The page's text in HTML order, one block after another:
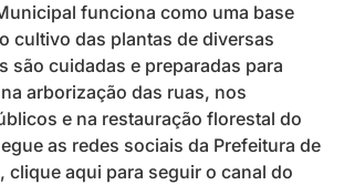
funciona como uma base
cultivo das plantas de diversas
são cuidadas e preparadas para
arborização das ruas, nos
e na restauração florestal do
as redes sociais da Prefeitura de
clique aqui para seguir o canal do